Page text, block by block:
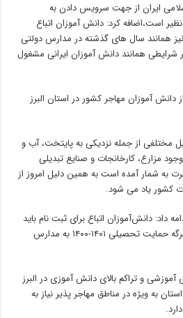
ایران از جهت سرویس دادن به
است،اضافه کرد: دانش آموزان اتباع
همانند سال های گذشته در مدارس دولتی
شرایطی همانند دانش آموزان ایرانی مشغول
حدود ۶ درصد از دانش آموزان مهاجر کشور در استان البرز
مختلفی از جمله نزدیکی به پایتخت، آب و
مزارع، کارخانجات و صنایع تبدیلی
به شمار آمده است به همین دلیل امروز از
کشور یاد می شود.
داد: دانش‌آموزان اتباع برای ثبت نام باید
گذرنامه، کارت آمایش و تمدید برگه حمایت تحصیلی ۱۴۰۱-۱۴۰۰ به مدارس
و تراکم بالای دانش آموزی در البرز
به ویژه در مناطق مهاجر پذیر نیاز به